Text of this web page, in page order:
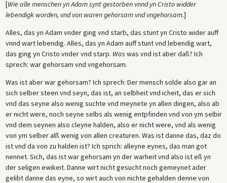
[Wie alle menschen yn Adam synt gestorben vnnd yn Cristo widder
lebendigk worden, vnd von waren gehorsam vnd vngehorsam.]
Alles, das yn Adam vnder ging vnd starb, das stunt yn Cristo wider auff
vnnd wart lebendig. Alles, das yn Adam auff stunt vnd lebendig wart,
das ging yn Cristo vnder vnd starp. Was was vnd ist aber daß? Ich
sprech: war gehorsam vnd vngehorsam.
Was ist aber war gehorsam? Ich sprech: Der mensch solde also gar an
sich selber steen vnd seyn, das ist, an selbheit vnd icheit, das er sich
vnd das seyne also wenig suchte vnd meynete yn allen dingen, also ab
er nicht were, noch seyne selbs als wenig entpfinden vnd von ym selbir
vnd dem seynen also cleyne halden, also er nicht were, vnd als wenig
von ym selber alß wenig von allen creaturen. Was ist danne das, daz do
ist vnd da von zu halden ist? Ich sprich: alleyne eynes, das man got
nennet. Sich, das ist war gehorsam yn der warheit vnd also ist eß yn
der seligen ewikeit. Danne wirt nicht gesucht noch gemeynet ader
gelibt danne das eyne, so wirt auch von nichte gehalden denne von